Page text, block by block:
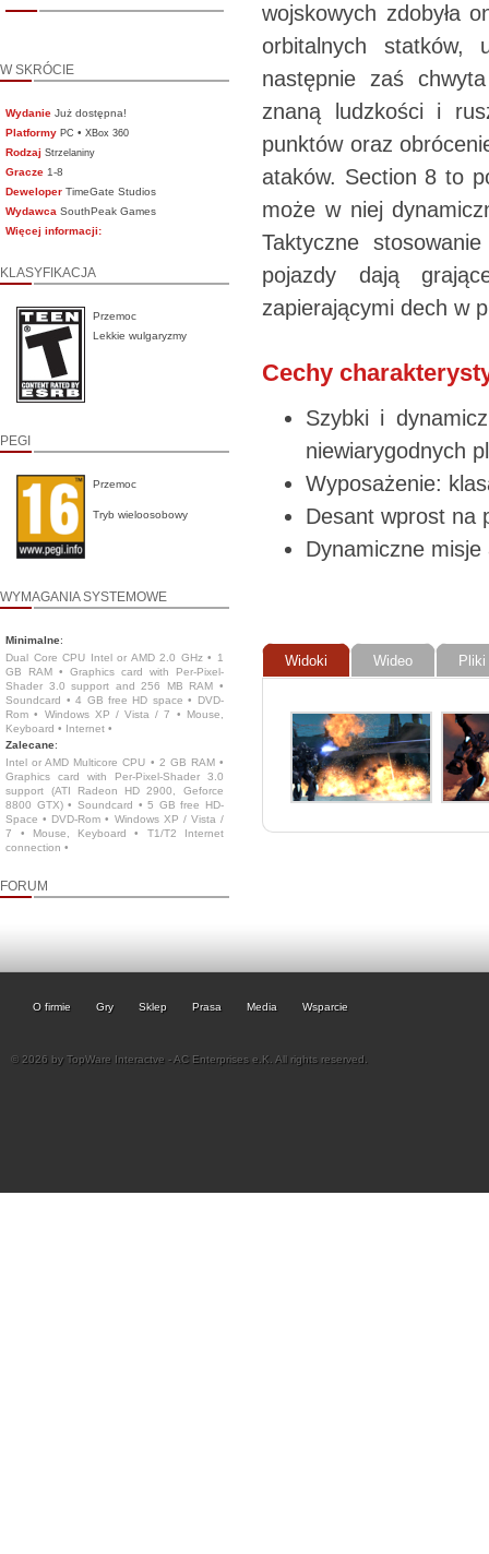
W SKRÓCIE
Wydanie Już dostępna!
Platformy PC •XBox 360
Rodzaj Strzelaniny
Gracze 1-8
Deweloper TimeGate Studios
Wydawca SouthPeak Games
Więcej informacji:
KLASYFIKACJA
Przemoc
Lekkie wulgaryzmy
PEGI
Przemoc
Tryb wieloosobowy
WYMAGANIA SYSTEMOWE
Minimalne:
Dual Core CPU Intel or AMD 2.0 GHz • 1
GB RAM • Graphics card with Per-Pixel-
Shader 3.0 support and 256 MB RAM •
Soundcard • 4 GB free HD space • DVD-
Rom • Windows XP / Vista / 7 • Mouse,
Keyboard • Internet •
Zalecane:
Intel or AMD Multicore CPU • 2 GB RAM •
Graphics card with Per-Pixel-Shader 3.0
support (ATI Radeon HD 2900, Geforce
8800 GTX) • Soundcard • 5 GB free HD-
Space • DVD-Rom • Windows XP / Vista /
7 • Mouse, Keyboard • T1/T2 Internet
connection •
FORUM
wojskowych zdobyła
orbitalnych statków,
następnie zaś
znaną ludzkości i
punktów oraz
ataków. Section 8 to
może w niej
Taktyczne
pojazdy dają
zapierającymi dech w
Cechy
Szybki i
niewiarygodnych
Wyposażenie:
Desant wprost na
Dynamiczne
Widoki Wideo Pliki
O firmie Gry Sklep Prasa Media Wsparcie
© 2026 by TopWare Interactve - AC Enterprises e.K. All rights reserved.